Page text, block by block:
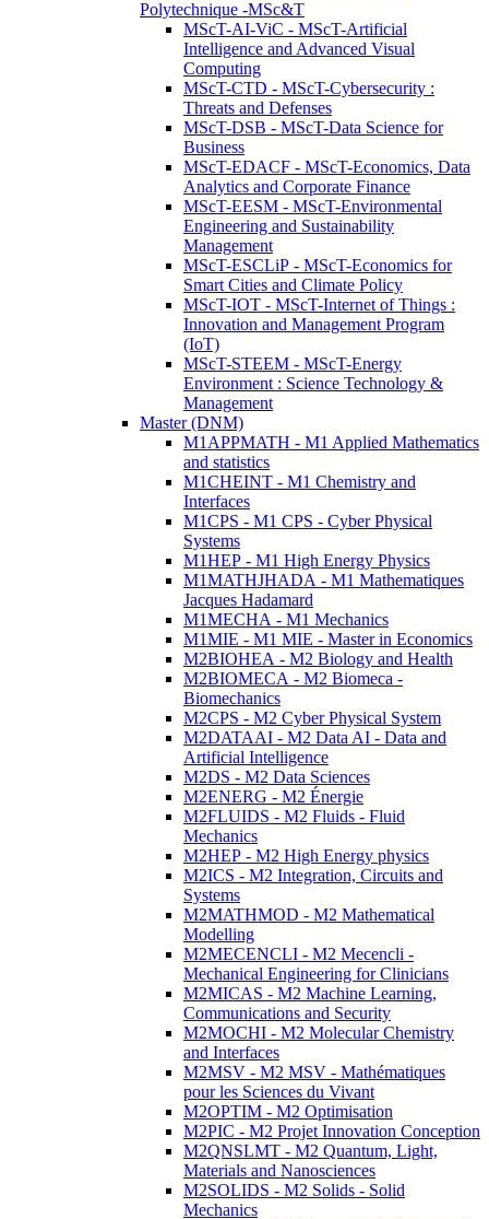
Polytechnique -MSc&T
MScT-AI-ViC - MScT-Artificial
Intelligence and Advanced Visual
Computing
MScT-CTD - MScT-Cybersecurity :
Threats and Defenses
MScT-DSB - MScT-Data Science for
Business
MScT-EDACF - MScT-Economics, Data
Analytics and Corporate Finance
MScT-EESM - MScT-Environmental
Engineering and Sustainability
Management
MScT-ESCLiP - MScT-Economics for
Smart Cities and Climate Policy
MScT-IOT - MScT-Internet of Things :
Innovation and Management Program
(IoT)
MScT-STEEM - MScT-Energy
Environment : Science Technology &
Management
Master (DNM)
M1APPMATH - M1 Applied Mathematics
and statistics
M1CHEINT - M1 Chemistry and
Interfaces
M1CPS - M1 CPS - Cyber Physical
Systems
M1HEP - M1 High Energy Physics
M1MATHJHADA - M1 Mathematiques
Jacques Hadamard
M1MECHA - M1 Mechanics
M1MIE - M1 MIE - Master in Economics
M2BIOHEA - M2 Biology and Health
M2BIOMECA - M2 Biomeca -
Biomechanics
M2CPS - M2 Cyber Physical System
M2DATAAI - M2 Data AI - Data and
Artificial Intelligence
M2DS - M2 Data Sciences
M2ENERG - M2 Énergie
M2FLUIDS - M2 Fluids - Fluid
Mechanics
M2HEP - M2 High Energy physics
M2ICS - M2 Integration, Circuits and
Systems
M2MATHMOD - M2 Mathematical
Modelling
M2MECENCLI - M2 Mecencli -
Mechanical Engineering for Clinicians
M2MICAS - M2 Machine Learning,
Communications and Security
M2MOCHI - M2 Molecular Chemistry
and Interfaces
M2MSV - M2 MSV - Mathématiques
pour les Sciences du Vivant
M2OPTIM - M2 Optimisation
M2PIC - M2 Projet Innovation Conception
M2QNSLMT - M2 Quantum, Light,
Materials and Nanosciences
M2SOLIDS - M2 Solids - Solid
Mechanics